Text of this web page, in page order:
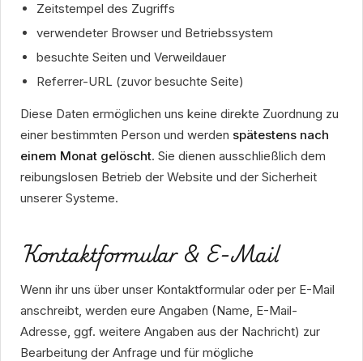
Zeitstempel des Zugriffs
verwendeter Browser und Betriebssystem
besuchte Seiten und Verweildauer
Referrer-URL (zuvor besuchte Seite)
Diese Daten ermöglichen uns keine direkte Zuordnung zu
einer bestimmten Person und werden spätestens nach
einem Monat gelöscht. Sie dienen ausschließlich dem
reibungslosen Betrieb der Website und der Sicherheit
unserer Systeme.
Kontaktformular & E-Mail
Wenn ihr uns über unser Kontaktformular oder per E-Mail
anschreibt, werden eure Angaben (Name, E-Mail-
Adresse, ggf. weitere Angaben aus der Nachricht) zur
Bearbeitung der Anfrage und für mögliche